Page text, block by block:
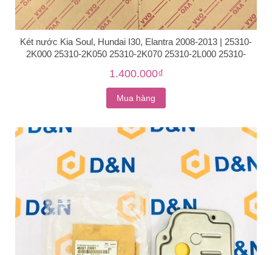
Két nước Kia Soul, Hundai I30, Elantra 2008-2013 | 25310-
2K000 25310-2K050 25310-2K070 25310-2L000 25310-
1.400.000₫
Mua hàng